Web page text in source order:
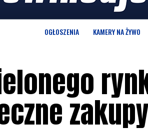
OGŁOSZENIA KAMERY NA ŻYWO
zakupy